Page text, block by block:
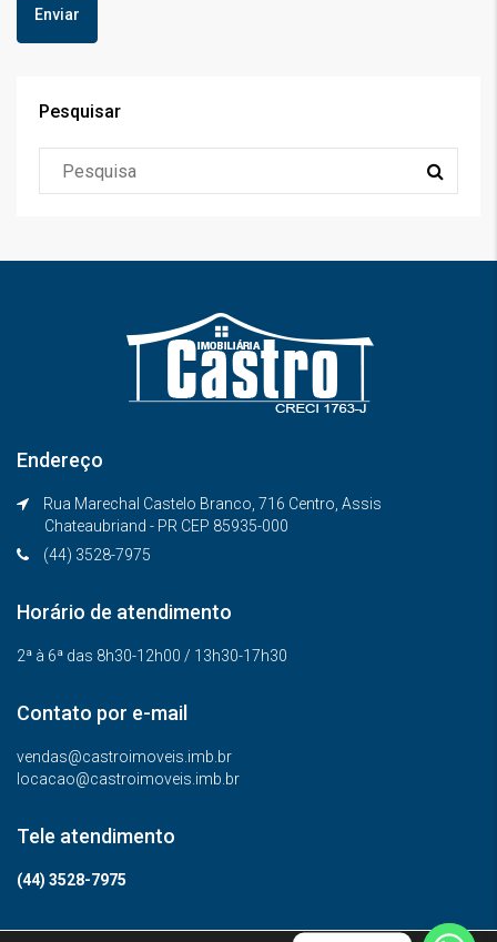
Pesquisar
Endereço
Rua Marechal Castelo Branco, 716 Centro, Assis
Chateaubriand - PR CEP 85935-000
(44) 3528-7975
Horário de atendimento
2ª à 6ª das 8h30-12h00 / 13h30-17h30
Contato por e-mail
vendas@castroimoveis.imb.br
locacao@castroimoveis.imb.br
Tele atendimento
(44) 3528-7975